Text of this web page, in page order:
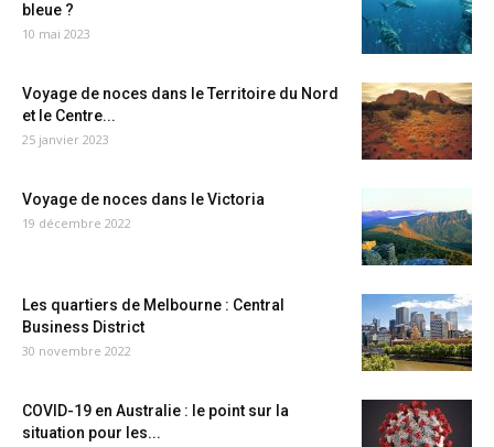
bleue ?
10 mai 2023
Voyage de noces dans le Territoire du Nord
et le Centre...
25 janvier 2023
Voyage de noces dans le Victoria
19 décembre 2022
Les quartiers de Melbourne : Central
Business District
30 novembre 2022
COVID-19 en Australie : le point sur la
situation pour les...